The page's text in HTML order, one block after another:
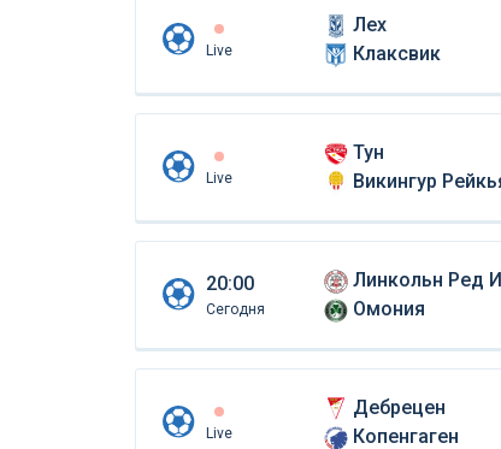
Live
Лех
Клаксвик
Live
Тун
Викингур
20:00
Сегодня
Линкольн Ред
Омония
Live
Дебрецен
Копенгаген